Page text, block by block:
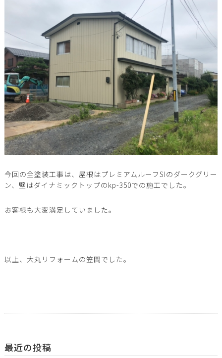
今回の全塗装工事は、屋根はプレミアムルーフSIのダークグリー
ン、壁はダイナミックトップのkp-350での施工でした。
お客様も大変満足していました。
以上、大丸リフォームの笠間でした。
最近の投稿